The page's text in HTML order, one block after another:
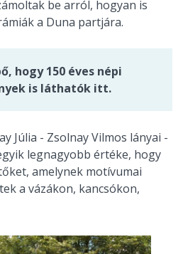
be arról, hogyan is
a Duna partjára.
hogy 150 éves népi
is láthatók itt.
Júlia - Zsolnay Vilmos lányai -
legnagyobb értéke, hogy
amelynek motívumai
a vázákon, kancsókon,